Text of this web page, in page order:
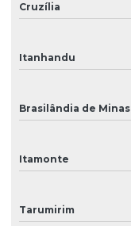
Cruzília
Itanhandu
Brasilândia de Minas
Itamonte
Tarumirim